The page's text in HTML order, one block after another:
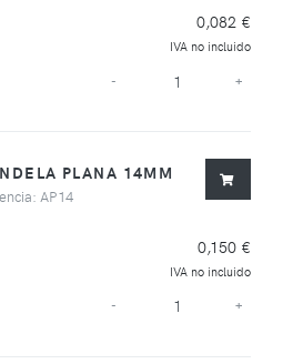
0,082 €
IVA no incluido
- +
PLANA 14MM
AP14
0,150 €
IVA no incluido
- +